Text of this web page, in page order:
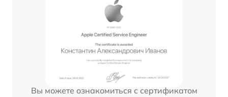
Вы можете ознакомиться с сертификатом